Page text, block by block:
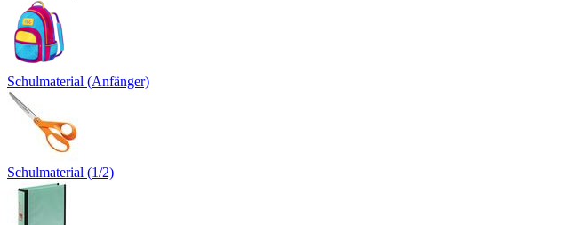
Schulmaterial (Anfänger)
Schulmaterial (1/2)